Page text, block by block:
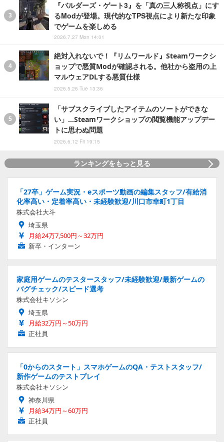
い」…Steamワークショップの閲覧機能アップデー
トに思わぬ問題
2026.6.12 Fri 19:15
ランキングをもっと見る
「27卒」ゲーム実況・eスポーツ動画の編集スタッフ/有給消
化率高い・定着率高い・未経験歓迎/川口市幸町1丁目
埼玉県
月給24万7,500円～32万円
新卒・インターン
家庭用ゲームのテスタースタッフ/未経験歓迎/最新ゲームの
バグチェック/スピード選考
株式会社キソシン
埼玉県
月給32万円～50万円
正社員
新作ゲームのテストプレイ
株式会社キソシン
神奈川県
月給34万円～60万円
正社員
未経験歓迎/完全週休2日制・月40万以上可
ベンタス株式会社
愛知県
月給29万円～40万円
正社員